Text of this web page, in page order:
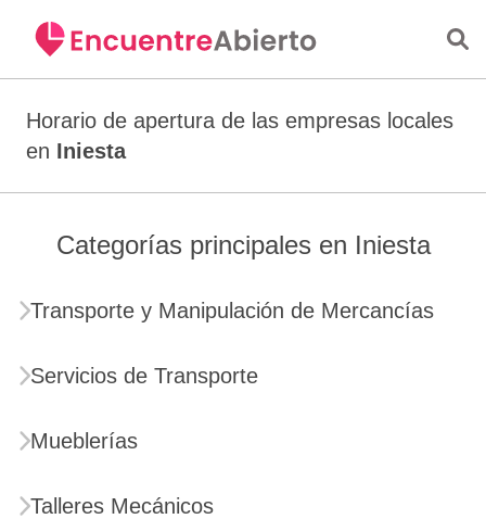
Horario de apertura de las empresas locales
en Iniesta
Categorías principales en Iniesta
Transporte y Manipulación de Mercancías
Servicios de Transporte
Mueblerías
Talleres Mecánicos